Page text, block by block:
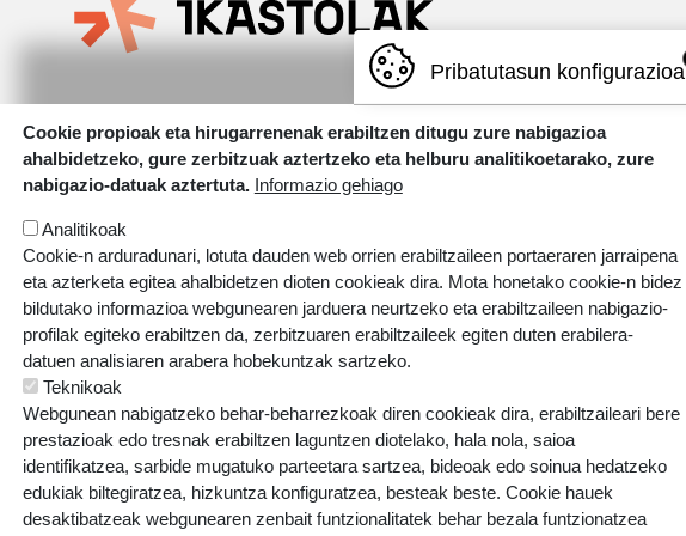
Errotazar bidea, 126
20018 Donostia
943 445 108
ikastolak.eus
Pribatutasun konfigurazioa
Cookie propioak eta hirugarrenenak erabiltzen ditugu zure nabigazioa
ahalbidetzeko, gure zerbitzuak aztertzeko eta helburu analitikoetarako, zure
nabigazio-datuak aztertuta. Informazio gehiago
Analitikoak
Cookie-n arduradunari, lotuta dauden web orrien erabiltzaileen portaeraren jarraipena
eta azterketa egitea ahalbidetzen dioten cookieak dira. Mota honetako cookie-n bidez
bildutako informazioa webgunearen jarduera neurtzeko eta erabiltzaileen nabigazio-
profilak egiteko erabiltzen da, zerbitzuaren erabiltzaileek egiten duten erabilera-
datuen analisiaren arabera hobekuntzak sartzeko.
Teknikoak
Webgunean nabigatzeko behar-beharrezkoak diren cookieak dira, erabiltzaileari bere
prestazioak edo tresnak erabiltzen laguntzen diotelako, hala nola, saioa
identifikatzea, sarbide mugatuko parteetara sartzea, bideoak edo soinua hedatzeko
edukiak biltegiratzea, hizkuntza konfiguratzea, besteak beste. Cookie hauek
desaktibatzeak webgunearen zenbait funtzionalitatek behar bezala funtzionatzea